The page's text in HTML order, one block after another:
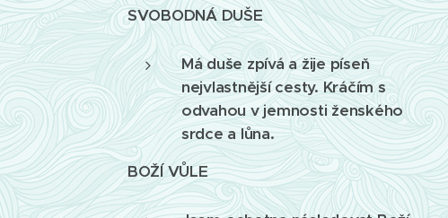
SVOBODNÁ DUŠE
Má duše zpívá a žije píseň
nejvlastnější cesty. Kráčím s
odvahou v jemnosti ženského
srdce a lůna.
BOŽÍ VŮLE